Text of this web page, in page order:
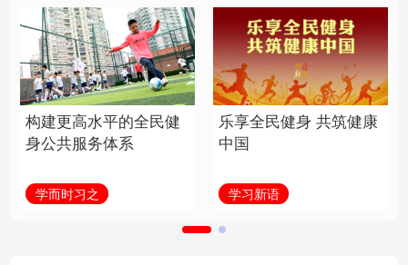
科技 科创 量子 体育
文化 书画 健康 军事
访谈 视频 图片 政务
构建更高水平的全民健
身公共服务体系
学而时习之
乐享全民健身 共筑健康
中国
学习新语